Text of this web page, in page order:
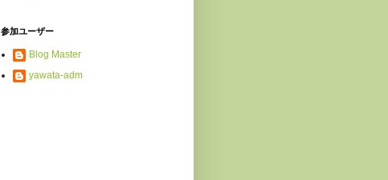
参加ユーザー
Blog Master
yawata-adm